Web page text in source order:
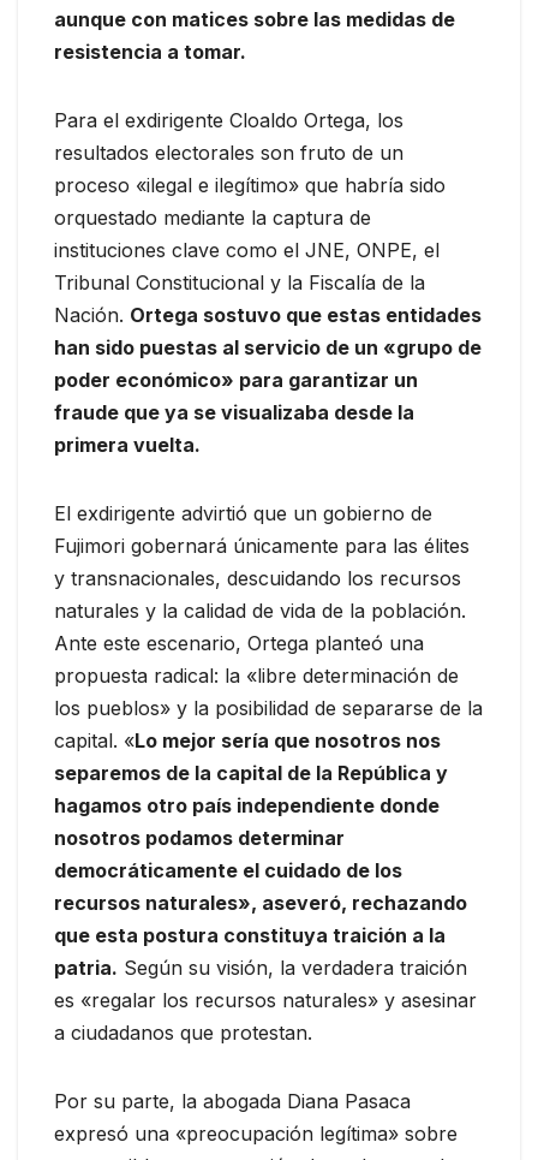
aunque con matices sobre las medidas de
resistencia a tomar.
Para el exdirigente Cloaldo Ortega, los
resultados electorales son fruto de un
proceso «ilegal e ilegítimo» que habría sido
orquestado mediante la captura de
instituciones clave como el JNE, ONPE, el
Tribunal Constitucional y la Fiscalía de la
Nación. Ortega sostuvo que estas entidades
han sido puestas al servicio de un «grupo de
poder económico» para garantizar un
fraude que ya se visualizaba desde la
primera vuelta.
El exdirigente advirtió que un gobierno de
Fujimori gobernará únicamente para las élites
y transnacionales, descuidando los recursos
naturales y la calidad de vida de la población.
Ante este escenario, Ortega planteó una
propuesta radical: la «libre determinación de
los pueblos» y la posibilidad de separarse de la
capital. «Lo mejor sería que nosotros nos
separemos de la capital de la República y
hagamos otro país independiente donde
nosotros podamos determinar
democráticamente el cuidado de los
recursos naturales», aseveró, rechazando
que esta postura constituya traición a la
patria. Según su visión, la verdadera traición
es «regalar los recursos naturales» y asesinar
a ciudadanos que protestan.
Por su parte, la abogada Diana Pasaca
expresó una «preocupación legítima» sobre